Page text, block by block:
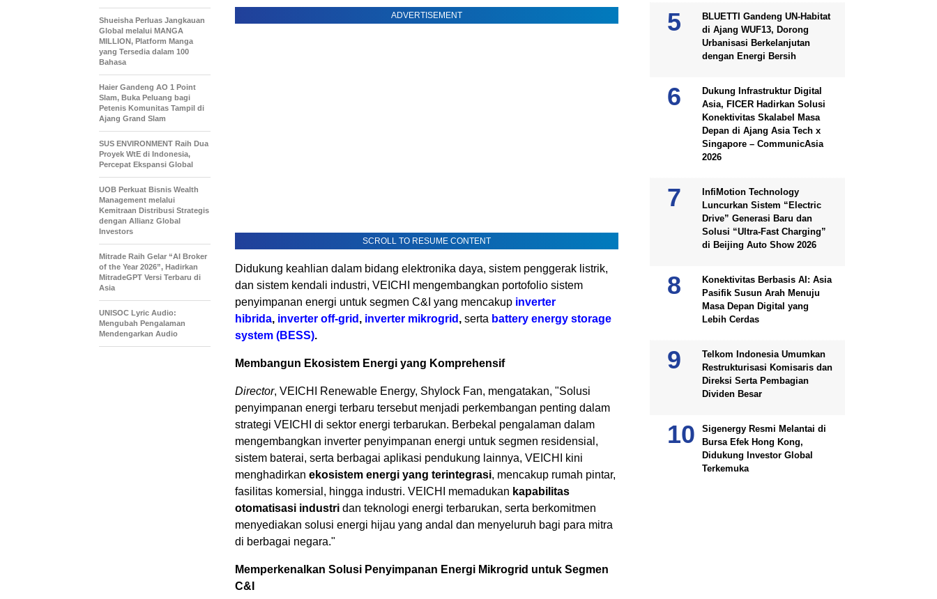
ADVERTISEMENT
SCROLL TO RESUME CONTENT
Didukung keahlian dalam bidang elektronika daya, sistem penggerak listrik,
dan sistem kendali industri, VEICHI mengembangkan portofolio sistem
penyimpanan energi untuk segmen C&I yang mencakup inverter
hibrida, inverter off-grid , inverter mikrogrid , serta battery energy storage
system (BESS).
Membangun Ekosistem Energi yang Komprehensif
Director, VEICHI Renewable Energy, Shylock Fan, mengatakan, "Solusi
penyimpanan energi terbaru tersebut menjadi perkembangan penting dalam
strategi VEICHI di sektor energi terbarukan. Berbekal pengalaman dalam
mengembangkan inverter penyimpanan energi untuk segmen residensial,
sistem baterai, serta berbagai aplikasi pendukung lainnya, VEICHI kini
menghadirkan ekosistem energi yang terintegrasi, mencakup rumah pintar,
fasilitas komersial, hingga industri. VEICHI memadukan kapabilitas
otomatisasi industri dan teknologi energi terbarukan, serta berkomitmen
menyediakan solusi energi hijau yang andal dan menyeluruh bagi para mitra
di berbagai negara."
Memperkenalkan Solusi Penyimpanan Energi Mikrogrid untuk Segmen
C&I
Shueisha Perluas Jangkauan
Global melalui MANGA
MILLION, Platform Manga
yang Tersedia dalam 100
Bahasa
Haier Gandeng AO 1 Point
Slam, Buka Peluang bagi
Petenis Komunitas Tampil di
Ajang Grand Slam
SUS ENVIRONMENT Raih Dua
Proyek WtE di Indonesia,
Percepat Ekspansi Global
UOB Perkuat Bisnis Wealth
Management melalui
Kemitraan Distribusi Strategis
dengan Allianz Global
Investors
Mitrade Raih Gelar “AI Broker
of the Year 2026”, Hadirkan
MitradeGPT Versi Terbaru di
Asia
UNISOC Lyric Audio:
Mengubah Pengalaman
Mendengarkan Audio
BLUETTI Gandeng UN-Habitat
di Ajang WUF13, Dorong
Urbanisasi Berkelanjutan
dengan Energi Bersih
Dukung Infrastruktur Digital
Asia, FICER Hadirkan Solusi
Konektivitas Skalabel Masa
Depan di Ajang Asia Tech x
Singapore – CommunicAsia
2026
InfiMotion Technology
Luncurkan Sistem “Electric
Drive” Generasi Baru dan
Solusi “Ultra-Fast Charging”
di Beijing Auto Show 2026
Konektivitas Berbasis AI: Asia
Pasifik Susun Arah Menuju
Masa Depan Digital yang
Lebih Cerdas
Telkom Indonesia Umumkan
Restrukturisasi Komisaris dan
Direksi Serta Pembagian
Dividen Besar
Sigenergy Resmi Melantai di
Bursa Efek Hong Kong,
Didukung Investor Global
Terkemuka